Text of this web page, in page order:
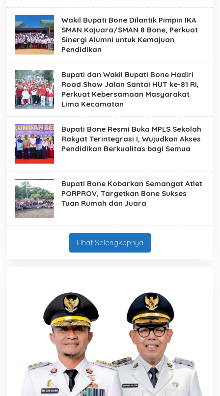
Wakil Bupati Bone Dilantik Pimpin IKA
SMAN Kajuara/SMAN 8 Bone, Perkuat
Sinergi Alumni untuk Kemajuan
Pendidikan
Bupati dan Wakil Bupati Bone Hadiri
Road Show Jalan Santai HUT ke-81 RI,
Perkuat Kebersamaan Masyarakat
Lima Kecamatan
Bupati Bone Resmi Buka MPLS Sekolah
Rakyat Terintegrasi I, Wujudkan Akses
Pendidikan Berkualitas bagi Semua
Bupati Bone Kobarkan Semangat Atlet
PORPROV, Targetkan Bone Sukses
Tuan Rumah dan Juara
Lihat Selengkapnya